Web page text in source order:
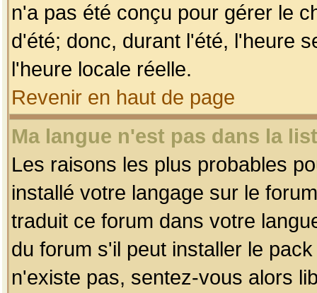
n'a pas été conçu pour gérer le
d'été; donc, durant l'été, l'heure
l'heure locale réelle.
Revenir en haut de page
Ma langue n'est pas dans la
Les raisons les plus probables
installé votre langage sur le
traduit ce forum dans votre
du forum s'il peut installer le
n'existe pas, sentez-vous alors